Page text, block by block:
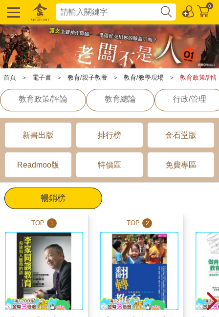
0
首頁 ＞ 電子書 ＞ 教育/親子教養 ＞ 教育/教學現場 ＞ 教育政策/評
教育政策/評論 教育總論 行政/管理
新書出版 排行榜 金石堂版
Readmoo版 特價區 免費專區
暢銷榜
TOP 1 TOP 2